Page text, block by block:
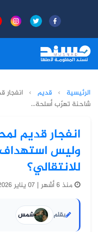
الرئيسية › قديم ›
شاحنة تهرّب أسلحة...
انفجار قديم
وليس
للانتقالي؟
منذ 6 أشهر | 07 يناير 2026
بقلم شمس